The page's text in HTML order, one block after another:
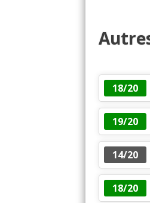
18/20
19/20
14/20
18/20